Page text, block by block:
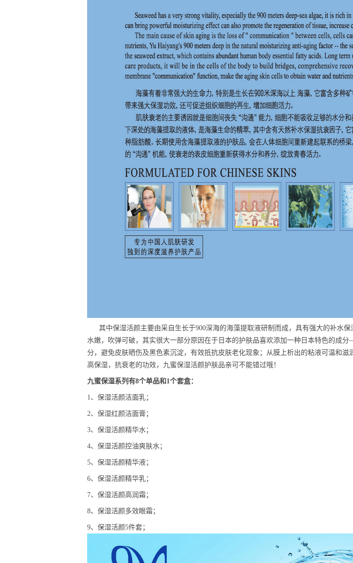
其中保湿活颜主要由采自生长于900深海的海藻提取液研制而成，具有强大的补水保
水嫩，吹弹可破，其实很大一部分原因在于日本的护肤品喜欢添加一种日本特色的成
分，避免皮肤晒伤及黑色素沉淀，有效抵抗皮肤老化现象；从膜上析出的粘液可温和
高保湿，抗衰老的功效，九蜜保湿活颜护肤品亲可不能错过哦！
九蜜保湿系列有8个单品和1个套盒：
1、保湿活颜洁面乳；
2、保湿红颜洁面膏；
3、保湿活颜精华水；
4、保湿活颜控油爽肤水；
5、保湿活颜精华液；
6、保湿活颜精华乳；
7、保湿活颜高润霜；
8、保湿活颜多效眼霜；
9、保湿活颜5件套；